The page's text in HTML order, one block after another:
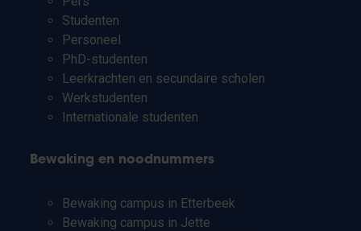
Studenten
Personeel
PhD-studenten
Leerkrachten en secundaire scholen
Werkstudenten
Internationale studenten
Bewaking en noodnummers
Bewaking campus in Etterbeek
Bewaking campus in Jette